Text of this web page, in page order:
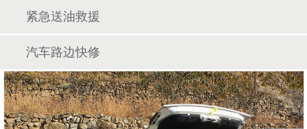
紧急送油救援
汽车路边快修